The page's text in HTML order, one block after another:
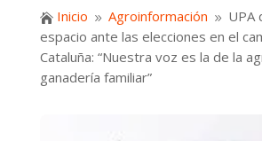
 Inicio 9 Agroinformación 9 UPA
espacio ante las elecciones en el
Cataluña: “Nuestra voz es la de la
ganadería familiar”